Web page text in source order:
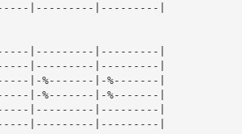
|---------|---------|
|---------|---------|
|---------|---------|
|-%-------|-%-------|
|-%-------|-%-------|
|---------|---------|
|---------|---------|